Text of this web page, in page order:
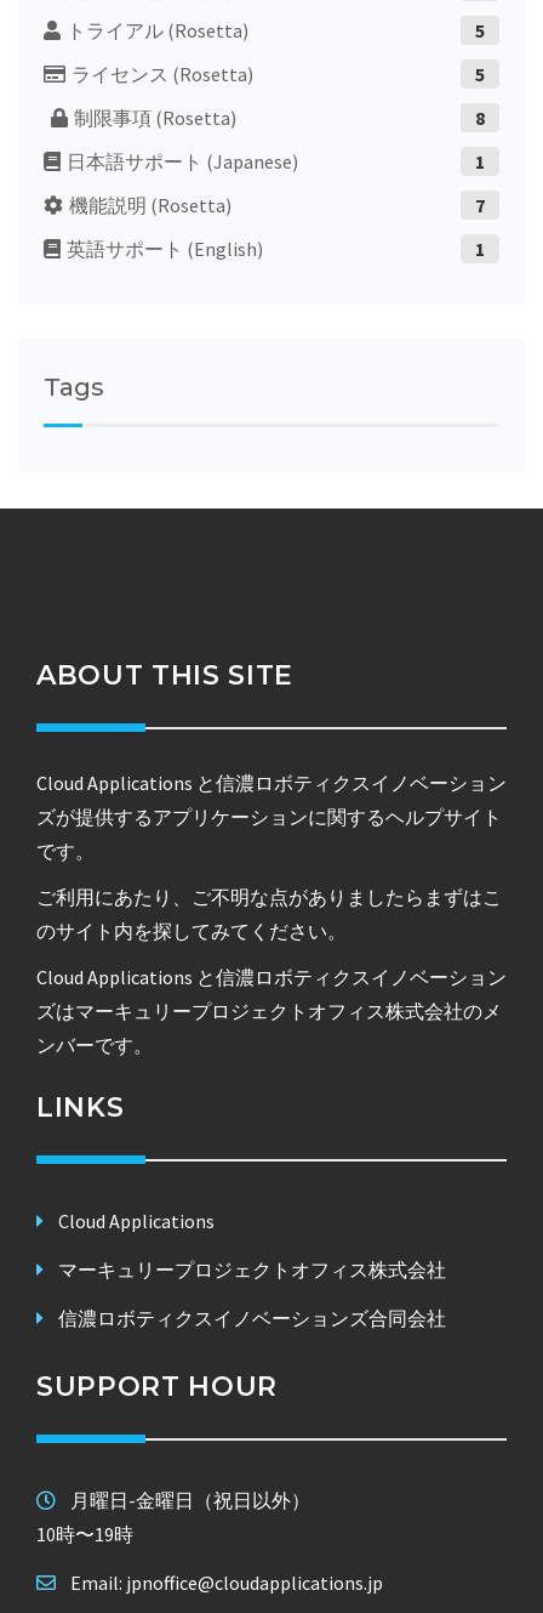
トライアル (Rosetta)
5
ライセンス (Rosetta)
5
制限事項 (Rosetta)
8
日本語サポート (Japanese)
1
機能説明 (Rosetta)
7
英語サポート (English)
1
Tags
ABOUT THIS SITE
Cloud Applications と信濃ロボティクスイノベーション
ズが提供するアプリケーションに関するヘルプサイト
です。
ご利用にあたり、ご不明な点がありましたらまずはこ
のサイト内を探してみてください。
Cloud Applications と信濃ロボティクスイノベーション
ズはマーキュリープロジェクトオフィス株式会社のメ
ンバーです。
LINKS
Cloud Applications
マーキュリープロジェクトオフィス株式会社
信濃ロボティクスイノベーションズ合同会社
SUPPORT HOUR
月曜日-金曜日（祝日以外）
10時〜19時
Email: jpnoffice@cloudapplications.jp